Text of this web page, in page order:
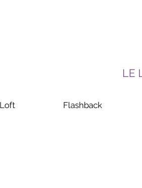
LE
Flashback